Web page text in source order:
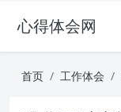
心得体会网
首页 工作体会